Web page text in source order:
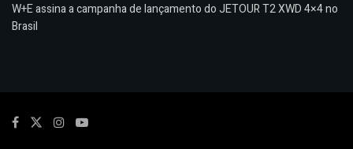
W+E assina a campanha de lançamento do JETOUR T2 XWD 4×4 no
Brasil